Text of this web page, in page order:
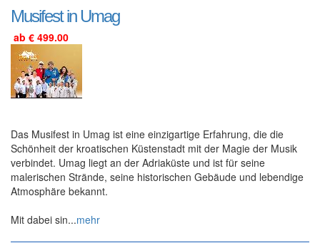
Musifest in Umag
ab € 499.00
Das Musifest in Umag ist eine einzigartige Erfahrung, die die
Schönheit der kroatischen Küstenstadt mit der Magie der Musik
verbindet. Umag liegt an der Adriaküste und ist für seine
malerischen Strände, seine historischen Gebäude und lebendige
Atmosphäre bekannt.
Mit dabei sin...mehr